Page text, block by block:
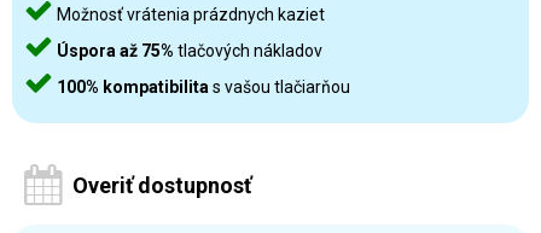
Možnosť vrátenia prázdnych kaziet
Úspora až 75% tlačových nákladov
100% kompatibilita s vašou tlačiarňou
Overiť dostupnosť